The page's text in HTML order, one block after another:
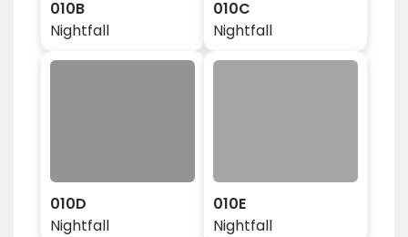
010B
Nightfall
010C
Nightfall
010D
Nightfall
010E
Nightfall